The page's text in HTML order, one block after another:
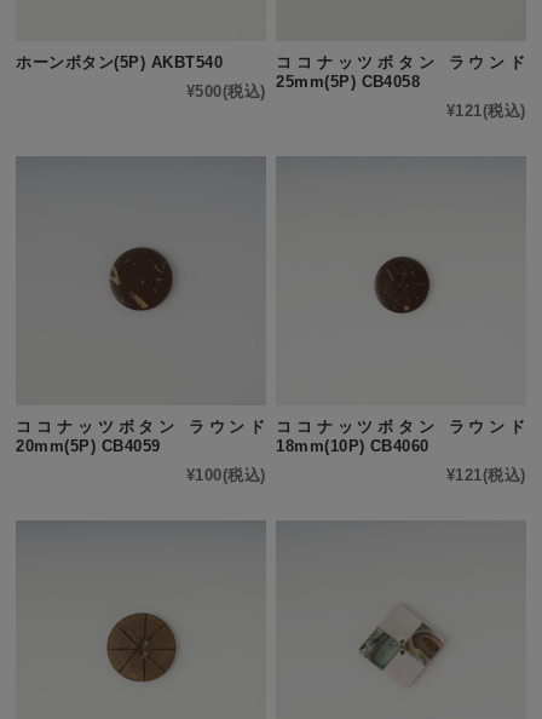
ホーンボタン(5P) AKBT540
¥500(税込)
ココナッツボタン ラウンド
25mm(5P) CB4058
¥121(税込)
ココナッツボタン ラウンド
20mm(5P) CB4059
¥100(税込)
ココナッツボタン ラウンド
18mm(10P) CB4060
¥121(税込)